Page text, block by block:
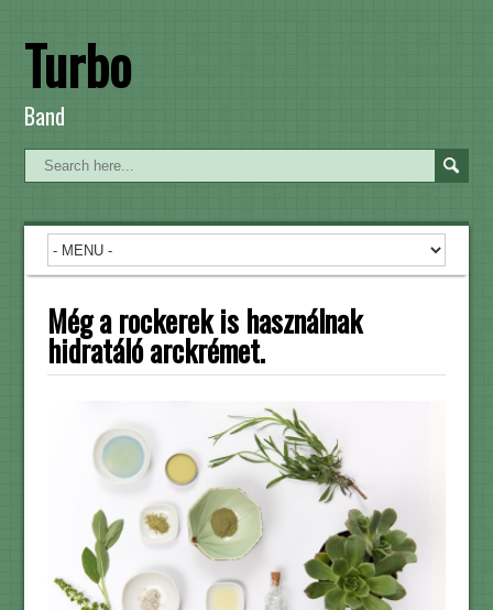
Turbo
Band
Még a rockerek is használnak
hidratáló arckrémet.